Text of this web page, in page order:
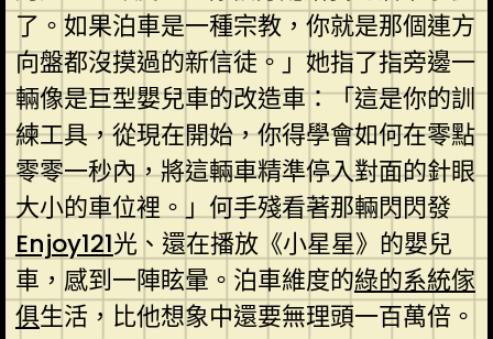
了。如果泊車是一種宗教，你就是那個連方
向盤都沒摸過的新信徒。」她指了指旁邊一
輛像是巨型嬰兒車的改造車：「這是你的訓
練工具，從現在開始，你得學會如何在零點
零零一秒內，將這輛車精準停入對面的針眼
大小的車位裡。」何手殘看著那輛閃閃發
Enjoy121光、還在播放《小星星》的嬰兒
車，感到一陣眩暈。泊車維度的綠的系統傢
俱生活，比他想象中還要無理頭一百萬倍。